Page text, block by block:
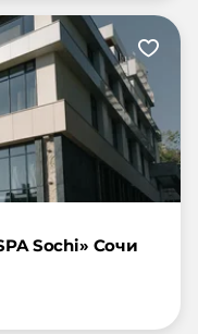
Sochi» Сочи